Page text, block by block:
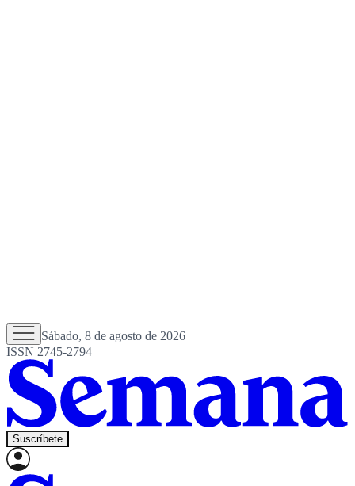
Sábado, 8 de agosto de 2026
ISSN 2745-2794
Suscríbete